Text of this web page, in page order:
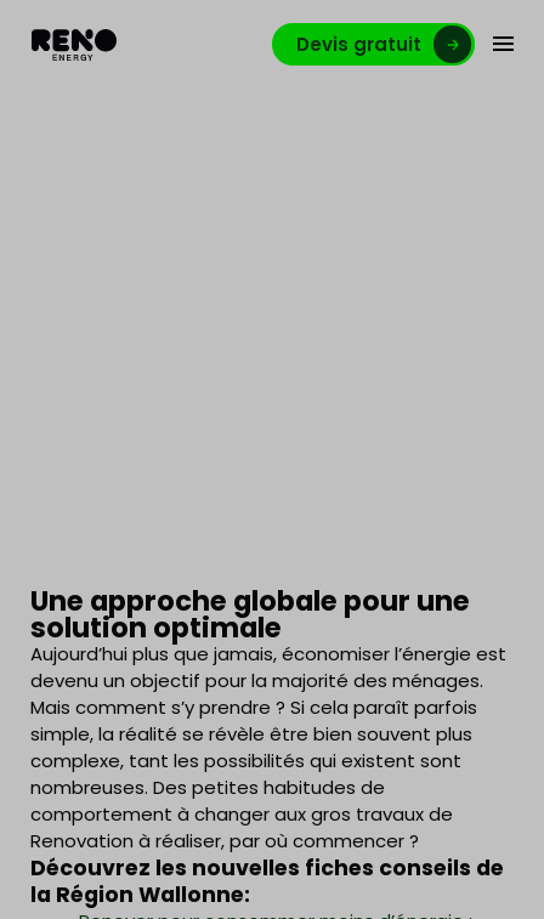
Devis gratuit
Une approche globale pour une
solution optimale
Aujourd’hui plus que jamais, économiser l’énergie est
devenu un objectif pour la majorité des ménages.
Mais comment s’y prendre ? Si cela paraît parfois
simple, la réalité se révèle être bien souvent plus
complexe, tant les possibilités qui existent sont
nombreuses. Des petites habitudes de
comportement à changer aux gros travaux de
Renovation à réaliser, par où commencer ?
Découvrez les nouvelles fiches conseils de
la Région Wallonne: